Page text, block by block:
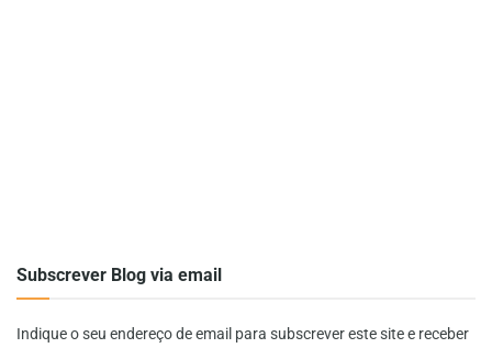
Subscrever Blog via email
Indique o seu endereço de email para subscrever este site e receber